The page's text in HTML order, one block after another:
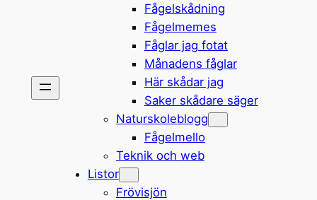
Fågelskådning
Fågelmemes
Fåglar jag fotat
Månadens fåglar
Här skådar jag
Saker skådare säger
Naturskoleblogg
Fågelmello
Teknik och web
Listor
Frövisjön